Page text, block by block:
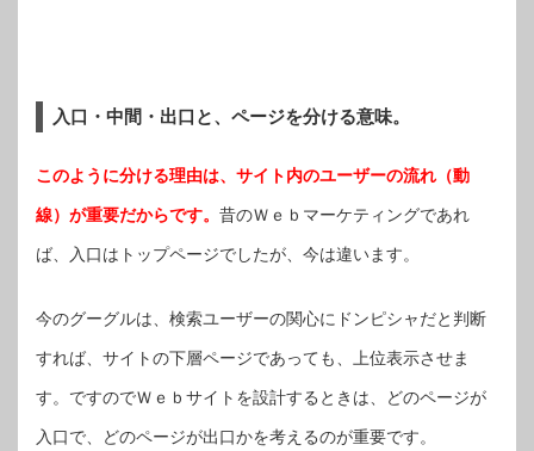
入口・中間・出口と、ページを分ける意味。
このように分ける理由は、サイト内のユーザーの流れ（動
線）が重要だからです。 昔のＷｅｂマーケティングであれ
ば、入口はトップページでしたが、今は違います。
今のグーグルは、検索ユーザーの関心にドンピシャだと判断
すれば、サイトの下層ページであっても、上位表示させま
す。ですのでＷｅｂサイトを設計するときは、どのページが
入口で、どのページが出口かを考えるのが重要です。